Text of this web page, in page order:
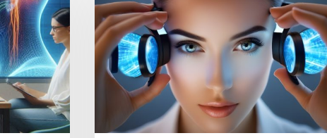
derrière
l'EMDR
virtuel
comprendre